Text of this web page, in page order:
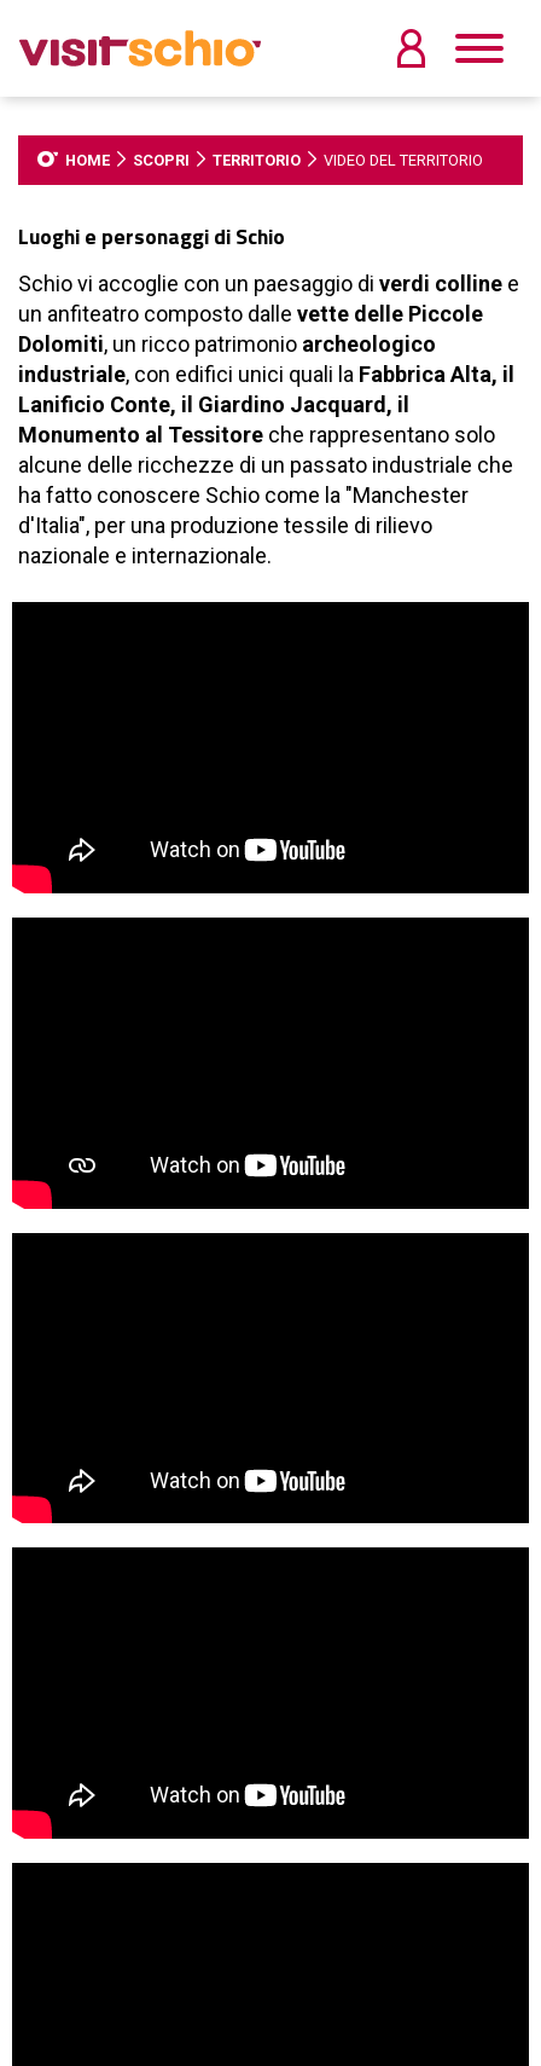
HOME SCOPRI TERRITORIO VIDEO DEL TERRITORIO
Luoghi e personaggi di Schio
Schio vi accoglie con un paesaggio di verdi colline e
un anfiteatro composto dalle vette delle Piccole
Dolomiti, un ricco patrimonio archeologico
industriale, con edifici unici quali la Fabbrica Alta, il
Lanificio Conte, il Giardino Jacquard, il
Monumento al Tessitore che rappresentano solo
alcune delle ricchezze di un passato industriale che
ha fatto conoscere Schio come la "Manchester
d'Italia", per una produzione tessile di rilievo
nazionale e internazionale.